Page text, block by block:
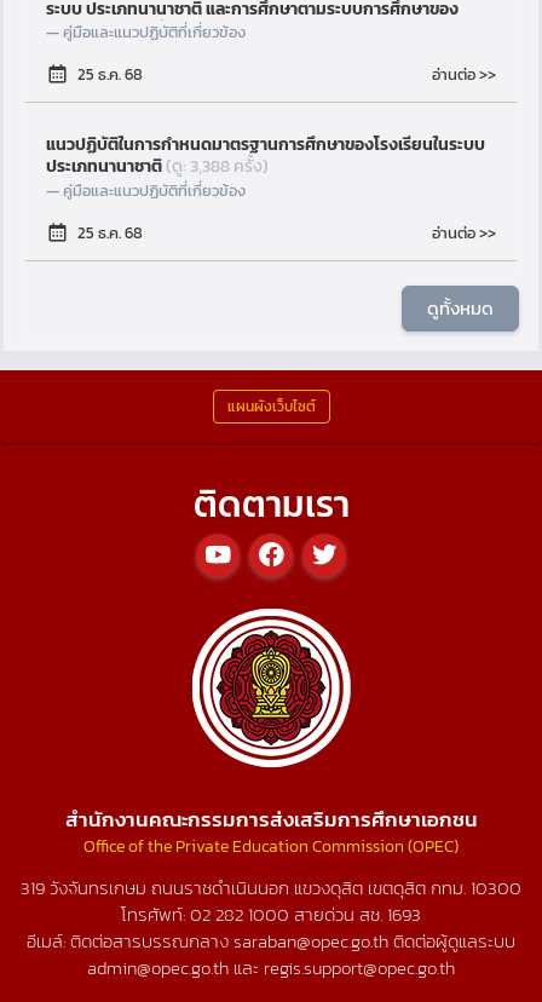
ระบบ ประเภทนานาชาติ และการศึกษาตามระบบการศึกษาของ
ไทย(ดู: 4,028 ครั้ง)
คู่มือและแนวปฏิบัติที่เกี่ยวข้อง
25 ธ.ค. 68
อ่านต่อ >>
แนวปฏิบัติในการกำหนดมาตรฐานการศึกษาของโรงเรียนในระบบ
ประเภทนานาชาติ(ดู: 3,388 ครั้ง)
คู่มือและแนวปฏิบัติที่เกี่ยวข้อง
25 ธ.ค. 68
อ่านต่อ >>
ดูทั้งหมด
แผนผังเว็บไซต์
ติดตามเรา
สำนักงานคณะกรรมการส่งเสริมการศึกษาเอกชน
Office of the Private Education Commission (OPEC)
319 วังจันทรเกษม ถนนราชดำเนินนอก แขวงดุสิต เขตดุสิต กทม. 10300
โทรศัพท์:02 282 1000 สายด่วน สช.1693
อีเมล์: ติดต่อสารบรรณกลาง saraban@opec.go.th ติดต่อผู้ดูแลระบบ
admin@opec.go.th และ regis.support@opec.go.th